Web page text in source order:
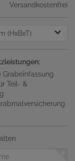
Versandkostenfrei
(HxBxT)
Grabeinfassung
Teil- &